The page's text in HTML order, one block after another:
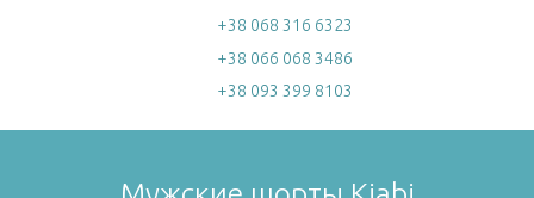
+38 068 316 6323
+38 066 068 3486
+38 093 399 8103